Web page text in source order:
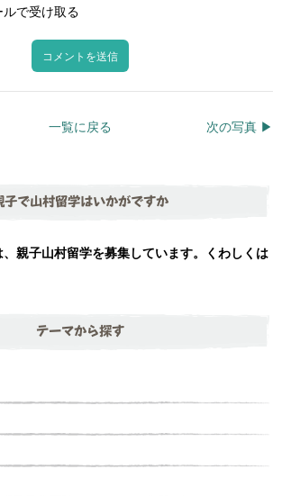
で受け取る
次の写真 ▶︎
一覧に戻る
子で山村留学はいかがですか
親子山村留学を募集しています。くわしくは
テーマから探す